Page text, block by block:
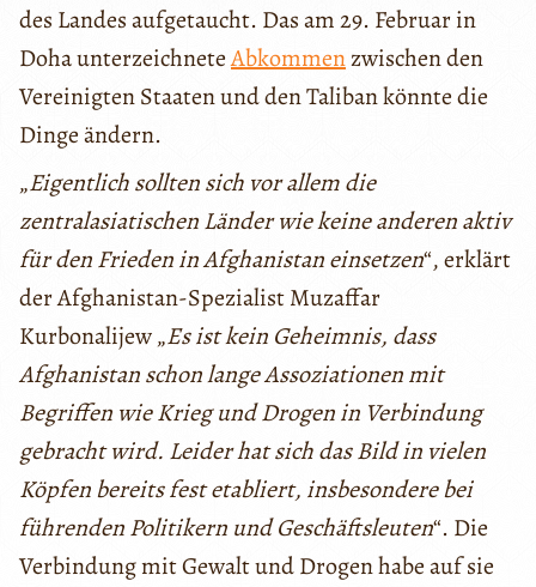
des Landes aufgetaucht. Das am 29. Februar in
Doha unterzeichneteAbkommenzwischen den
Vereinigten Staaten und den Taliban könnte die
Dinge ändern.
„Eigentlich sollten sich vor allem die
zentralasiatischen Länder wie keine anderen aktiv
für den Frieden in Afghanistan einsetzen“, erklärt
der Afghanistan-Spezialist Muzaffar
Kurbonalijew „Es ist kein Geheimnis, dass
Afghanistan schon lange Assoziationen mit
Begriffen wie Krieg und Drogen in Verbindung
gebracht wird. Leider hat sich das Bild in vielen
Köpfen bereits fest etabliert, insbesondere bei
führenden Politikern und Geschäftsleuten“. Die
Verbindung mit Gewalt und Drogen habe auf sie